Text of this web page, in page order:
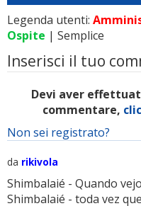
Legenda utenti:
Ospite | Semplice
Inserisci il tuo
Devi aver
commentare,
Non sei registrato?
da rikivola
Shimbalaié - Quando
Shimbalaié - toda vez